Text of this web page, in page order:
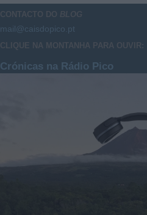
CONTACTO DO BLOG
mail@caisdopico.pt
CLIQUE NA MONTANHA PARA OUVIR:
Crónicas na Rádio Pico